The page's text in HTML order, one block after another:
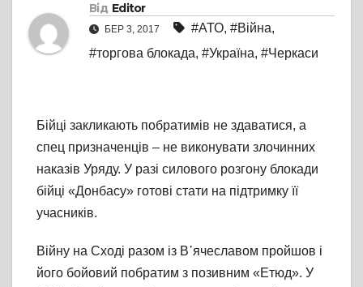
Від Editor
БЕР 3, 2017 #АТО, #Війна,
#торгова блокада, #Україна, #Черкаси
Бійці закликають побратимів не здаватися, а
спец призначенців – не виконувати злочинних
наказів Уряду. У разі силового розгону блокади
бійці «Донбасу» готові стати на підтримку її
учасників.
Війну на Сході разом із В᾽ячеславом пройшов і
його бойовий побратим з позивним «Етюд». У